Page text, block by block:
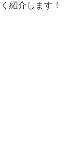
紹介します！